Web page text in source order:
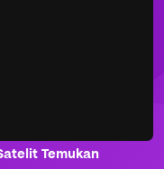
Temukan